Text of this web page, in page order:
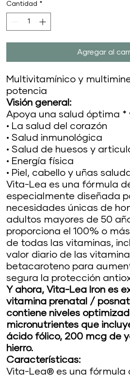
Cantidad *
Agregar al
Multivitamínico y
potencia
Visión general:
Apoya una salud óptima *
• La salud del corazón
• Salud inmunológica
• Salud de huesos y
• Energía física
• Piel, cabello y uñas
Vita-Lea es una fórmula
especialmente diseñada
necesidades únicas de
adultos mayores de 50
proporciona el 100% o
de todas las vitaminas,
valor diario de las
betacaroteno para
segura la protección
Y ahora, Vita-Lea Iron es
vitamina prenatal /
contiene niveles
micronutrientes que
ácido fólico, 200 mcg de
hierro.
Características:
Vita-Lea® es una fórmula